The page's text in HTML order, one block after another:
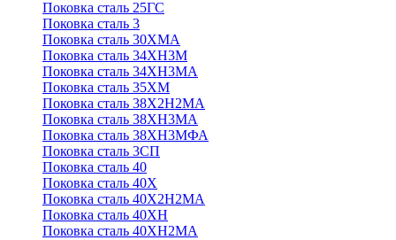
Поковка сталь 25ГС
Поковка сталь 3
Поковка сталь 30ХМА
Поковка сталь 34ХН3М
Поковка сталь 34ХН3МА
Поковка сталь 35ХМ
Поковка сталь 38Х2Н2МА
Поковка сталь 38ХН3МА
Поковка сталь 38ХН3МФА
Поковка сталь 3СП
Поковка сталь 40
Поковка сталь 40Х
Поковка сталь 40Х2Н2МА
Поковка сталь 40ХН
Поковка сталь 40ХН2МА